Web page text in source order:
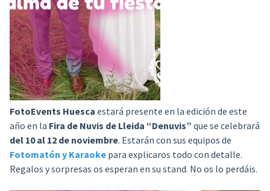
FotoEvents Huesca estará presente en la edición de este
año en la Fira de Nuvis de Lleida “Denuvis” que se celebrará
del 10 al 12 de noviembre. Estarán con sus equipos de
Fotomatón y Karaokepara explicaros todo con detalle.
Regalos y sorpresas os esperan en su stand. No os lo perdáis.